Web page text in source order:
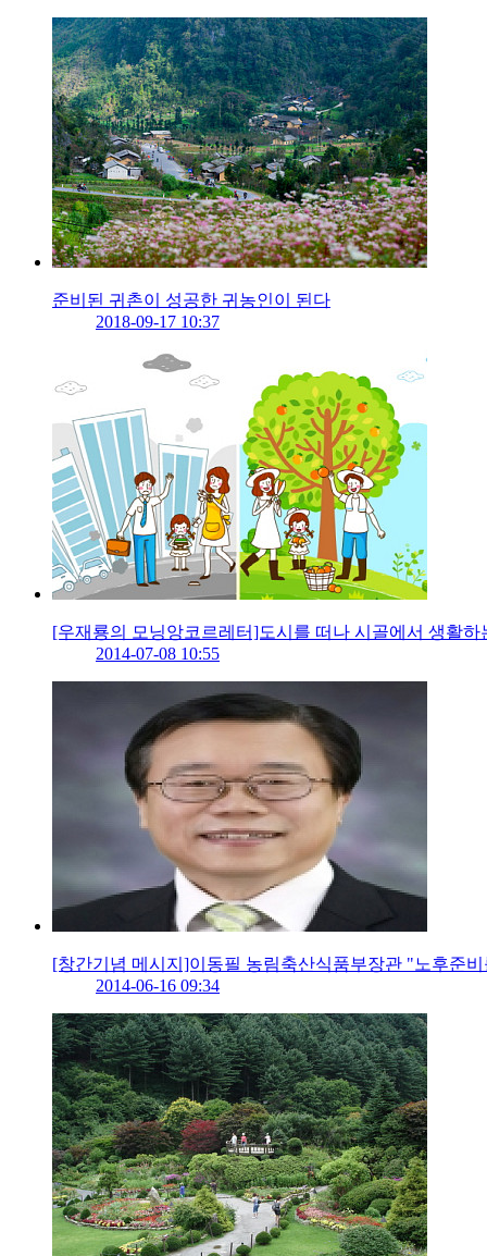
준비된 귀촌이 성공한 귀농인이 된다
2018-09-17 10:37
[우재룡의 모닝앙코르레터]도시를 떠나 시골에서 생활하
2014-07-08 10:55
[창간기념 메시지]이동필 농림축산식품부장관 "노후준
2014-06-16 09:34